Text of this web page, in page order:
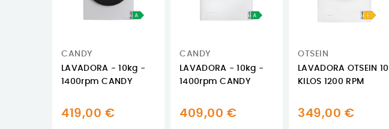
CANDY
LAVADORA - 10kg -
1400rpm CANDY
419,00 €
CANDY
LAVADORA - 10kg -
1400rpm CANDY
409,00 €
OTSEIN
LAVADORA OTSEIN 10
KILOS 1200 RPM
349,00 €